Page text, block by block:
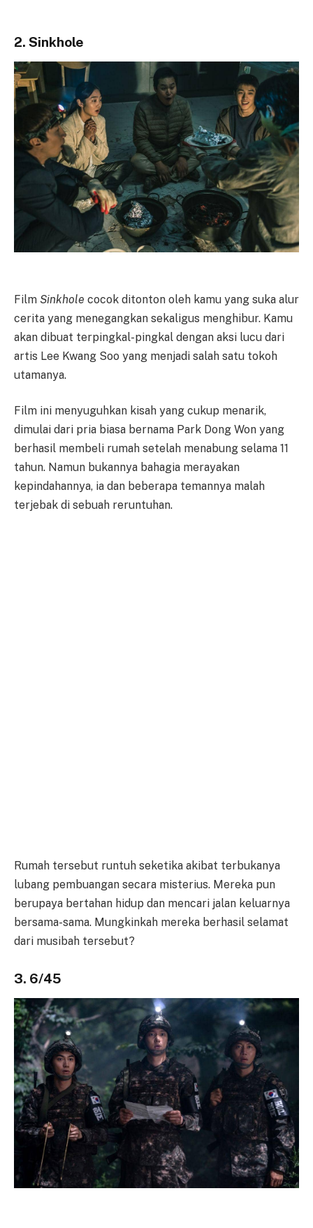
2. Sinkhole
Film Sinkhole cocok ditonton oleh kamu yang suka alur
cerita yang menegangkan sekaligus menghibur. Kamu
akan dibuat terpingkal-pingkal dengan aksi lucu dari
artis Lee Kwang Soo yang menjadi salah satu tokoh
utamanya.
Film ini menyuguhkan kisah yang cukup menarik,
dimulai dari pria biasa bernama Park Dong Won yang
berhasil membeli rumah setelah menabung selama 11
tahun. Namun bukannya bahagia merayakan
kepindahannya, ia dan beberapa temannya malah
terjebak di sebuah reruntuhan.
Rumah tersebut runtuh seketika akibat terbukanya
lubang pembuangan secara misterius. Mereka pun
berupaya bertahan hidup dan mencari jalan keluarnya
bersama-sama. Mungkinkah mereka berhasil selamat
dari musibah tersebut?
3. 6/45